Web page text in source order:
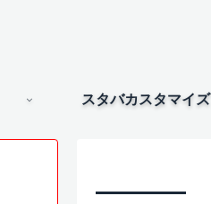
スタバカスタマイズ